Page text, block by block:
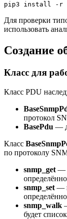
pip3 install -r
Для проверки
использовать
Создание
Класс для
Класс PDU
протокол
BasePdu —
Класс
по протоколу
snmp_get —
snmp_set —
snmp_walk
будет